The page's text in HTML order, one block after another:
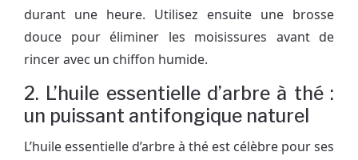
durant une heure. Utilisez ensuite une brosse
douce pour éliminer les moisissures avant de
rincer avec un chiffon humide.
2. L’huile essentielle d’arbre à thé :
un puissant antifongique naturel
L’huile essentielle d’arbre à thé est célèbre pour ses